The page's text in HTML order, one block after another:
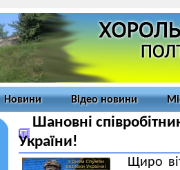
Новини Відео новини
Шановні
України!
Щиро